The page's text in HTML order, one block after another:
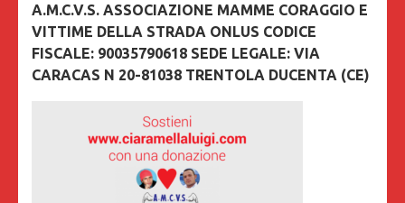
A.M.C.V.S. ASSOCIAZIONE MAMME CORAGGIO E
VITTIME DELLA STRADA ONLUS CODICE
FISCALE: 90035790618 SEDE LEGALE: VIA
CARACAS N 20-81038 TRENTOLA DUCENTA (CE)